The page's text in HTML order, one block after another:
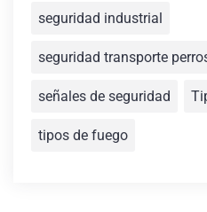
seguridad industrial
seguridad transporte
señales de seguridad
tipos de fuego